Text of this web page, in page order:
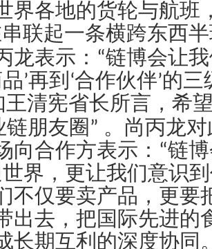
界各地的货轮与航班
联起一条横跨东西
龙表示： “链博会让
’再到 ‘合作伙伴’的三
清宪省长所言，希望
链朋友圈 ” 。尚丙龙对
向合作方表示： “链
界，更让我们意识
不仅要卖产品，更要
出去，把国际先进的
长期互利的深度协同